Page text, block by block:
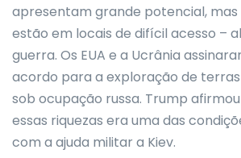
apresentam grande potencial, mas
estão em locais de difícil acesso –
guerra. Os EUA e a Ucrânia
acordo para a exploração de
sob ocupação russa. Trump
essas riquezas era uma das
com a ajuda militar a Kiev.